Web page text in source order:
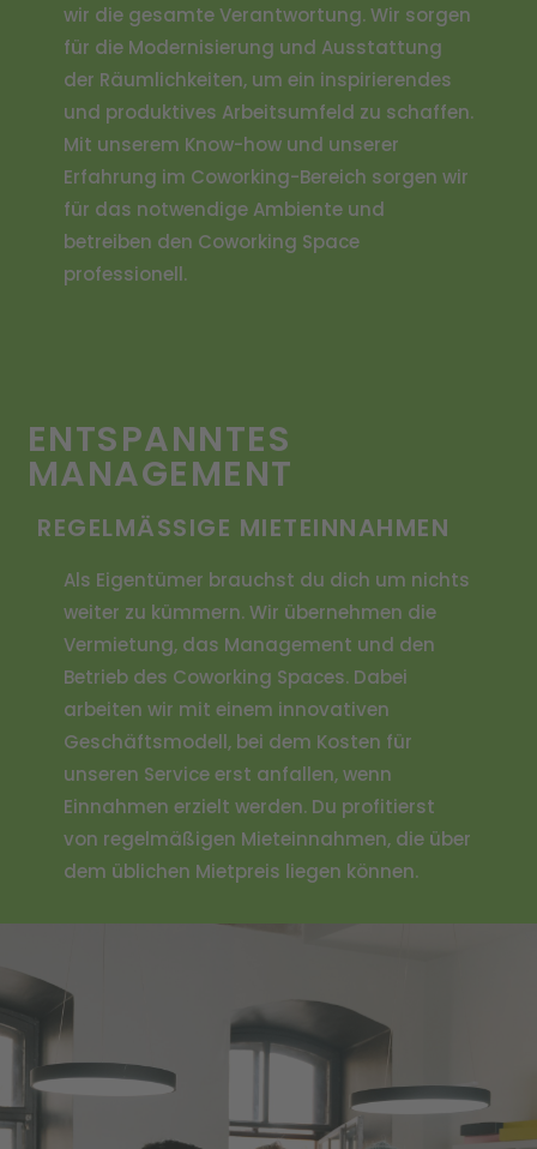
wir die gesamte Verantwortung. Wir sorgen
für die Modernisierung und Ausstattung
der Räumlichkeiten, um ein inspirierendes
und produktives Arbeitsumfeld zu schaffen.
Mit unserem Know-how und unserer
Erfahrung im Coworking-Bereich sorgen wir
für das notwendige Ambiente und
betreiben den Coworking Space
professionell.
ENTSPANNTES
MANAGEMENT
REGELMÄSSIGE MIETEINNAHMEN
Als Eigentümer brauchst du dich um nichts
weiter zu kümmern. Wir übernehmen die
Vermietung, das Management und den
Betrieb des Coworking Spaces. Dabei
arbeiten wir mit einem innovativen
Geschäftsmodell, bei dem Kosten für
unseren Service erst anfallen, wenn
Einnahmen erzielt werden. Du profitierst
von regelmäßigen Mieteinnahmen, die über
dem üblichen Mietpreis liegen können.